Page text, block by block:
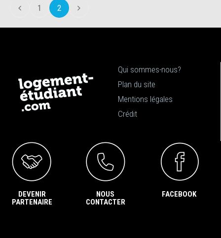
1 2
Qui sommes-nous?
Plan du site
Mentions légales
Crédit
DEVENIR
PARTENAIRE
NOUS
CONTACTER
FACEBOOK